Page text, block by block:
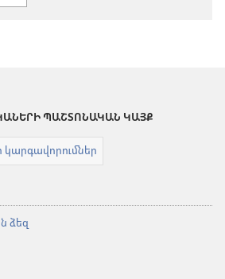
ՊԱՇՏՈՆԱԿԱՆ ԿԱՅՔ
ձեզ